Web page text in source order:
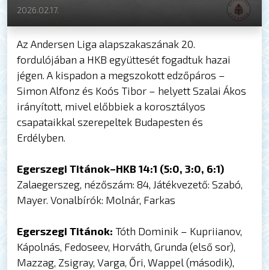
2026.02.17.
Az Andersen Liga alapszakaszának 20.
fordulójában a HKB együttesét fogadtuk hazai
jégen. A kispadon a megszokott edzőpáros –
Simon Alfonz és Koós Tibor – helyett Szalai Ákos
irányított, mivel előbbiek a korosztályos
csapataikkal szerepeltek Budapesten és
Erdélyben.
Egerszegi Titánok–HKB 14:1 (5:0, 3:0, 6:1)
Zalaegerszeg, nézőszám: 84, Játékvezető: Szabó,
Mayer. Vonalbírók: Molnár, Farkas
Egerszegi Titánok: Tóth Dominik – Kupriianov,
Kápolnás, Fedoseev, Horváth, Grunda (első sor),
Mazzag, Zsigray, Varga, Őri, Wappel (második),